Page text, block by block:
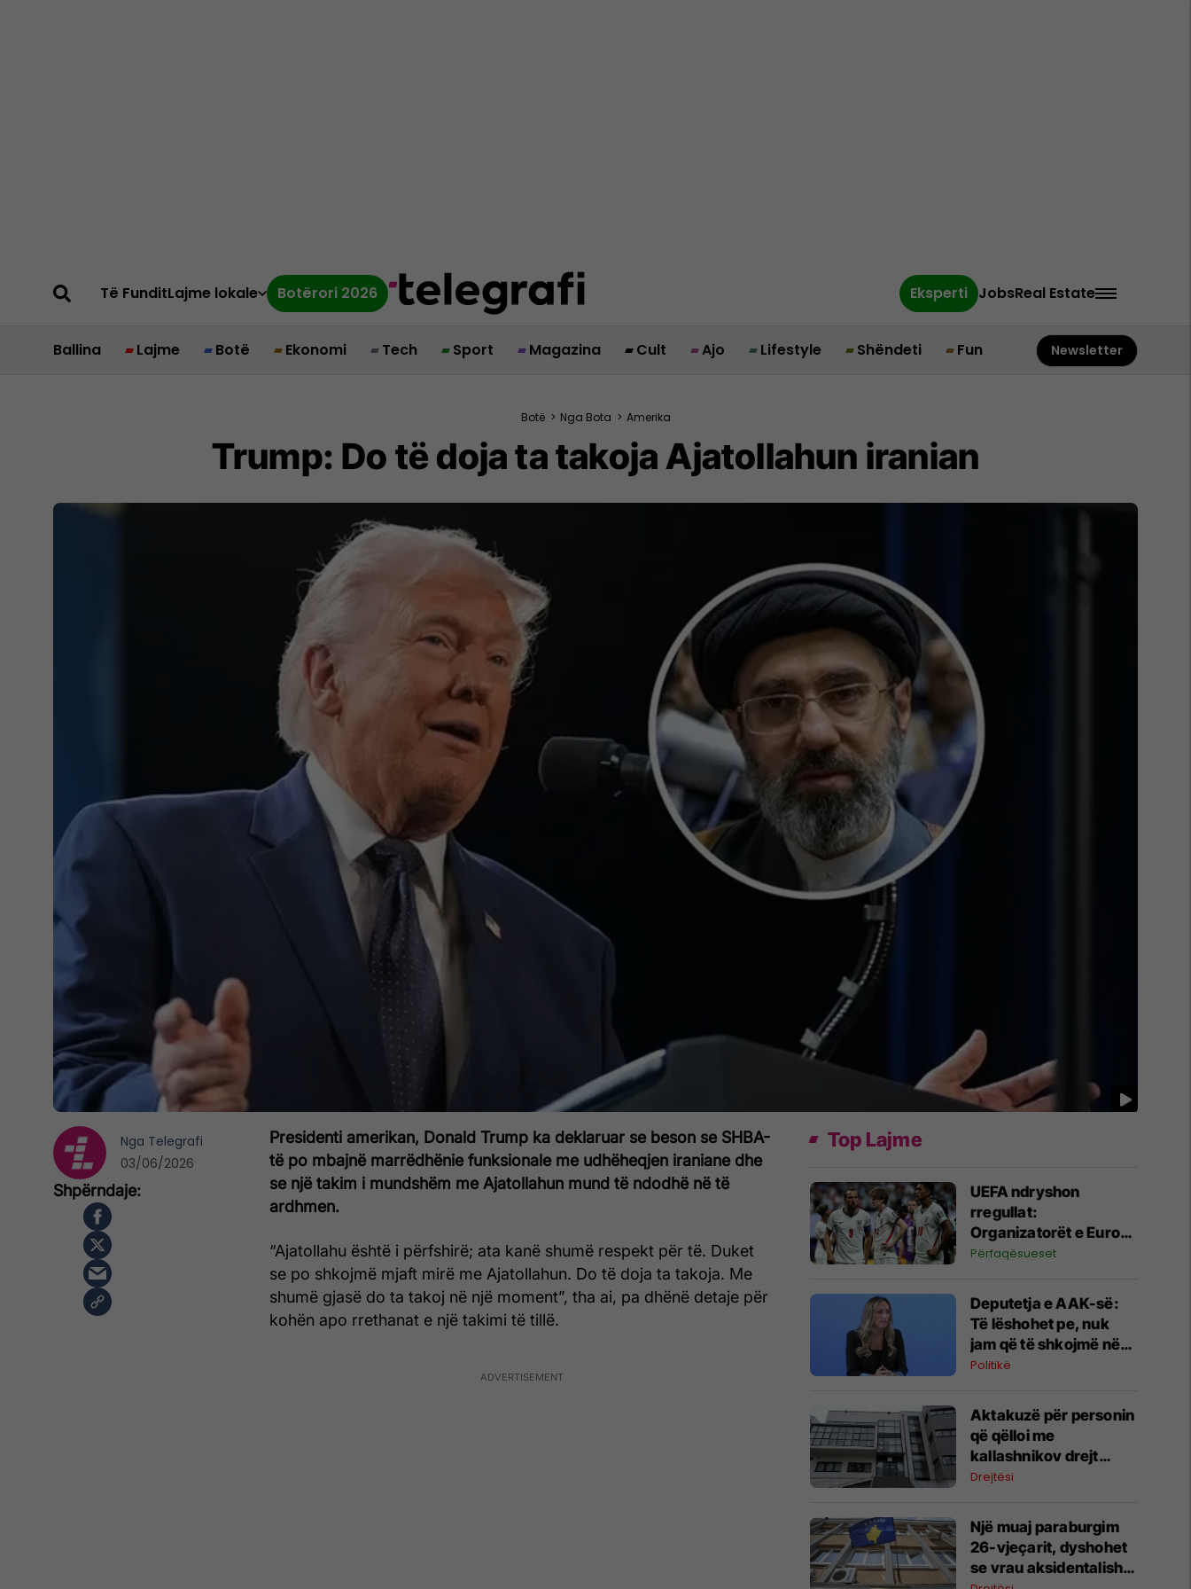
Të FunditLajme lokale Botërori 2026 Eksperti JobsReal Estate
Ballina Lajme Botë Ekonomi Tech Sport Magazina Cult Ajo Lifestyle Shëndeti Fun Newsletter
Botë > Nga Bota > Amerika
Trump: Do të doja ta takoja Ajatollahun iranian
Presidenti amerikan, Donald Trump ka deklaruar se beson se SHBA-
të po mbajnë marrëdhënie funksionale me udhëheqjen iraniane dhe
se një takim i mundshëm me Ajatollahun mund të ndodhë në të
ardhmen.
“Ajatollahu është i përfshirë; ata kanë shumë respekt për të. Duket
se po shkojmë mjaft mirë me Ajatollahun. Do të doja ta takoja. Me
shumë gjasë do ta takoj në një moment”, tha ai, pa dhënë detaje për
kohën apo rrethanat e një takimi të tillë.
Nga Telegrafi
03/06/2026
Top Lajme
UEFA ndryshon
rregullat:
Organizatorët e Euro
2028 nuk kualifikohen
Përfaqësueset
Deputetja e AAK-së:
Të lëshohet pe, nuk
jam që të shkojmë në
zgjedhje të reja
Politikë
Aktakuzë për personin
që qëlloi me
kallashnikov drejt
autobusit në Malishevë
Drejtësi
Një muaj paraburgim
26-vjeçarit, dyshohet
se vrau aksidentalisht